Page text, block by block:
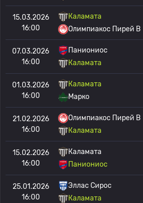
15.03.2026
16:00
Каламата
Олимпиакос Пирей B
07.03.2026
16:00
Паниониос
Каламата
01.03.2026
16:00
Каламата
Марко
21.02.2026
16:00
Олимпиакос Пирей B
Каламата
15.02.2026
16:00
Каламата
Паниониос
25.01.2026
16:00
Эллас Сирос
Каламата